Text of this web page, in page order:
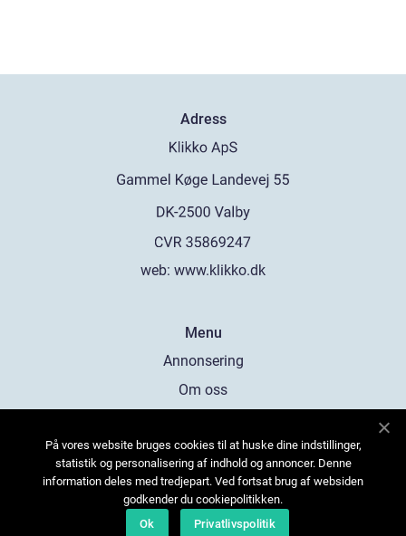
Adress
web: www.klikko.dk
Menu
Annonsering
Om oss
Kontakta oss
Sitemap
På vores website bruges cookies til at huske dine indstillinger,
statistik og personalisering af indhold og annoncer. Denne
information deles med tredjepart. Ved fortsat brug af websiden
godkender du cookiepolitikken.
Ok
Privatlivspolitik